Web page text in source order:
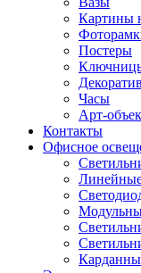
Картины
Постеры
Часы
Арт-
Контакты
Офисное